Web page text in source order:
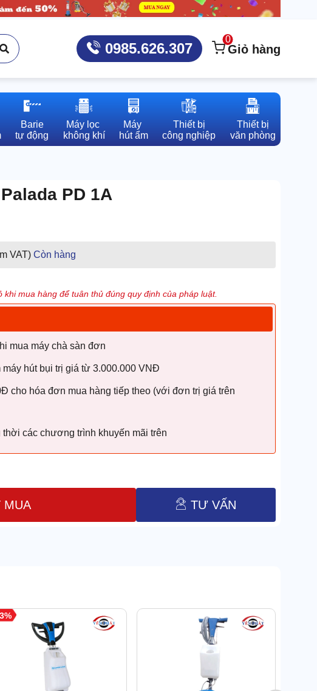
0985.626.307
0
Giỏ hàng
Barie
tự động
Máy lọc
không khí
Máy
hút ẩm
Thiết bị
công nghiệp
Thiết bị
văn phòng
PD 1A
VAT) Còn hàng
mua hàng để tuân thủ đúng quy định của pháp luật.
mua máy chà sàn đơn
hút bụi trị giá từ 3.000.000 VNĐ
cho hóa đơn mua hàng tiếp theo (với đơn trị giá trên
thời các chương trình khuyến mãi trên
MUA TƯ VẤN